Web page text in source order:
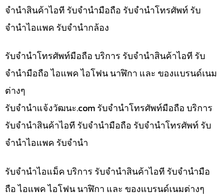
จำนำสินค้าไอที รับจำนำมือถือ รับจำนำโทรศัพท์ รับ
จำนำไอแพค รับจำนำกล้อง
รับจำนำโทรศัพท์มือถือ บริการ รับจำนำสินค้าไอที รับ
จำนำมือถือ ไอแพค ไอโฟน นาฬิกา และ ของแบรนด์เนม
ต่างๆ
รับจํานําแจ้งวัฒนะ.com รับจำนำโทรศัพท์มือถือ บริการ
รับจำนำสินค้าไอที รับจำนำมือถือ รับจำนำโทรศัพท์ รับ
จำนำไอแพค รับจำนำ
รับจำนำไอแม็ค บริการ รับจำนำสินค้าไอที รับจำนำมือ
ถือ ไอแพค ไอโฟน นาฬิกา และ ของแบรนด์เนมต่างๆ